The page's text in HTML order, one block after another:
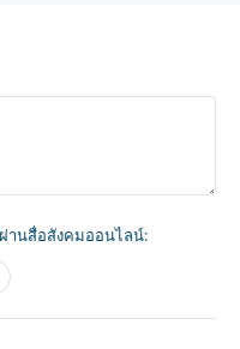
านสื่อสังคมออนไลน์: